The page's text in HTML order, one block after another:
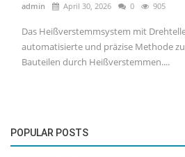
admin April 30, 2026 0 905
Das Heißverstemmsystem mit
automatisierte und präzise Methode
Bauteilen durch Heißverstemmen....
POPULAR POSTS